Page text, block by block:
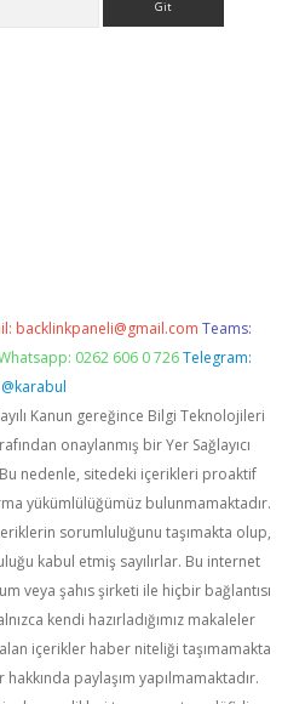
backlinkpaneli@gmail.com Teams:
0262 606 0 726 Telegram:
@karabul
Kanun gereğince Bilgi Teknolojileri
onaylanmış bir Yer Sağlayıcı
nedenle, sitedeki içerikleri proaktif
yükümlülüğümüz bulunmamaktadır.
sorumluluğunu taşımakta olup,
kabul etmiş sayılırlar. Bu internet
veya şahıs şirketi ile hiçbir bağlantısı
kendi hazırladığımız makaleler
içerikler haber niteliği taşımamakta
paylaşım yapılmamaktadır.